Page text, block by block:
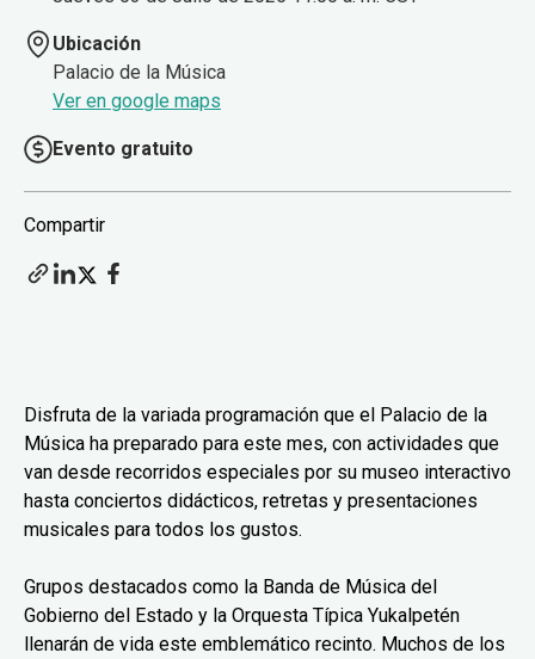
Ubicación
Palacio de la Música
Ver en google maps
Evento gratuito
Compartir
Disfruta de la variada programación que el Palacio de la
Música ha preparado para este mes, con actividades que
van desde recorridos especiales por su museo interactivo
hasta conciertos didácticos, retretas y presentaciones
musicales para todos los gustos.
Grupos destacados como la Banda de Música del
Gobierno del Estado y la Orquesta Típica Yukalpetén
llenarán de vida este emblemático recinto. Muchos de los